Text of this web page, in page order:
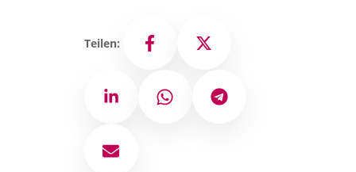
Teilen: Facebook X
LinkedIn WhatsAppTelegram
E-Mail